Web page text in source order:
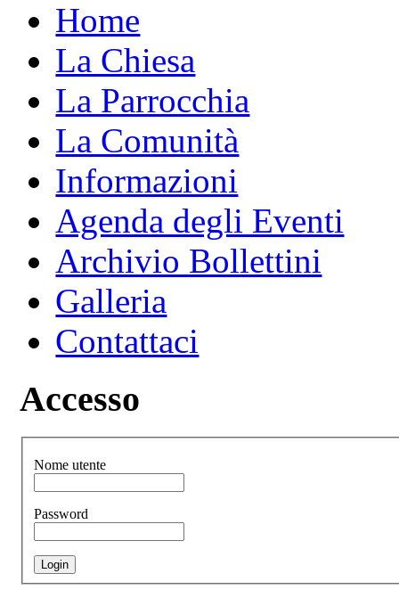
Home
La Chiesa
La Parrocchia
La Comunità
Informazioni
Agenda degli Eventi
Archivio Bollettini
Galleria
Contattaci
Accesso
Nome utente
Password